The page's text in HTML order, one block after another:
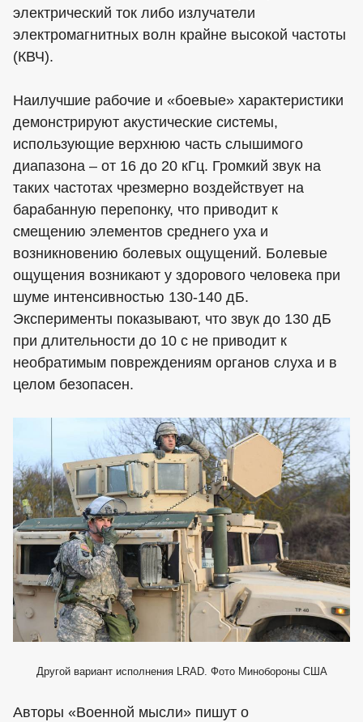
электрический ток либо излучатели
электромагнитных волн крайне высокой частоты
(КВЧ).
Наилучшие рабочие и «боевые» характеристики
демонстрируют акустические системы,
использующие верхнюю часть слышимого
диапазона – от 16 до 20 кГц. Громкий звук на
таких частотах чрезмерно воздействует на
барабанную перепонку, что приводит к
смещению элементов среднего уха и
возникновению болевых ощущений. Болевые
ощущения возникают у здорового человека при
шуме интенсивностью 130-140 дБ.
Эксперименты показывают, что звук до 130 дБ
при длительности до 10 с не приводит к
необратимым повреждениям органов слуха и в
целом безопасен.
Другой вариант исполнения LRAD. Фото Минобороны США
Авторы «Военной мысли» пишут о